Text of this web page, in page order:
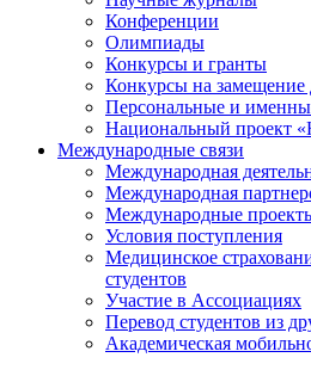
Конференции
Олимпиады
Конкурсы и гранты
Конкурсы на замещение
Персональные и
Национальный проект
Международные связи
Международная
Международная
Международные
Условия поступления
Медицинское
студентов
Участие в Ассоциациях
Перевод студентов из
Академическая